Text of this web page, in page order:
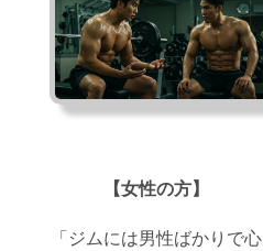
【女性の方】
「ジムには男性ばかりで心